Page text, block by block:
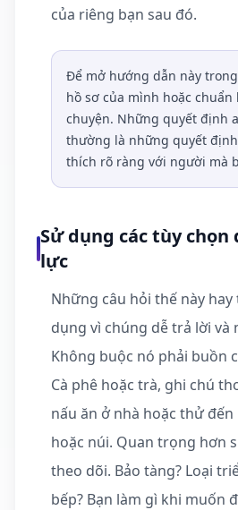
của riêng bạn sau đó.
Để mở hướng dẫn này
hồ sơ của mình hoặc chuẩn
chuyện. Những quyết định
thường là những quyết
thích rõ ràng với người mà
Sử dụng các tùy chọn
lực
Những câu hỏi thế này hay
dụng vì chúng dễ trả lời và
Không buộc nó phải buồn
Cà phê hoặc trà, ghi chú
nấu ăn ở nhà hoặc thử
hoặc núi. Quan trọng hơn
theo dõi. Bảo tàng? Loại
bếp? Bạn làm gì khi muốn